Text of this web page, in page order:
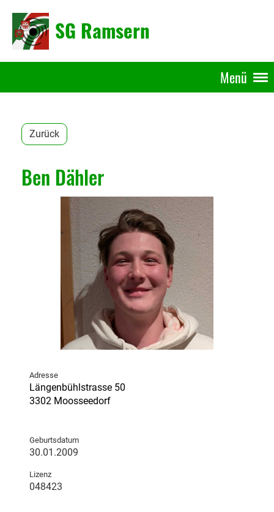
SG Ramsern
Menü
Zurück
Ben Dähler
Adresse
Längenbühlstrasse 50
3302 Moosseedorf
Geburtsdatum
30.01.2009
Lizenz
048423